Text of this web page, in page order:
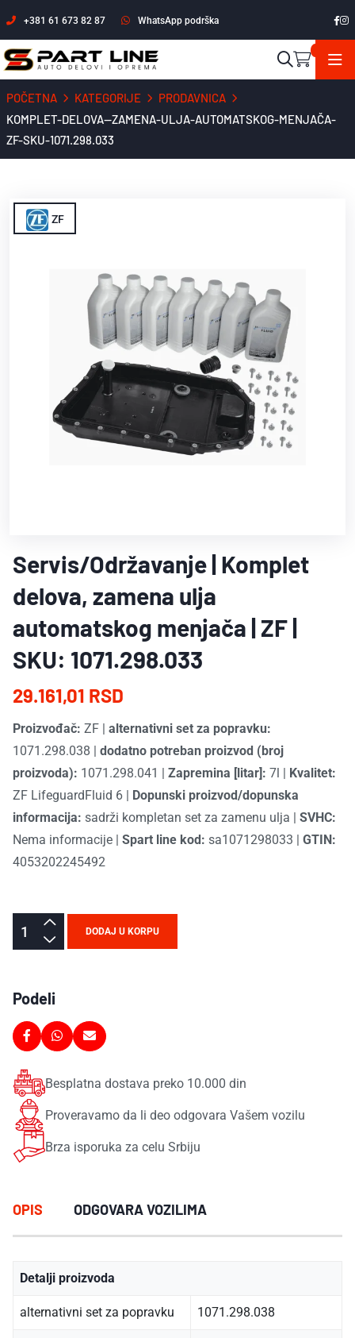
+381 61 673 82 87 WhatsApp podrška
POČETNA KATEGORIJE
PRODAVNICA
KOMPLET-DELOVA--ZAMENA-ULJA-AUTOMATSKOG-MENJAČA-
ZF-SKU-1071.298.033
ZF
Servis/Održavanje | Komplet
delova, zamena ulja
automatskog menjača | ZF |
SKU: 1071.298.033
29.161,01 RSD
Proizvođač: ZF
alternativni set za popravku:
1071.298.038
dodatno potreban proizvod (broj
proizvoda): 1071.298.041 Zapremina [litar]: 7l
Kvalitet:
ZF LifeguardFluid 6
Dopunski proizvod/dopunska
informacija: sadrži kompletan set za zamenu ulja
SVHC:
Nema informacije
Spart line kod: sa1071298033
GTIN:
4053202245492
DODAJ U KORPU
Podeli
Besplatna dostava preko 10.000 din
Proveravamo da li deo odgovara Vašem vozilu
Brza isporuka za celu Srbiju
OPIS ODGOVARA VOZILIMA
Detalji proizvoda
alternativni set za popravku 1071.298.038